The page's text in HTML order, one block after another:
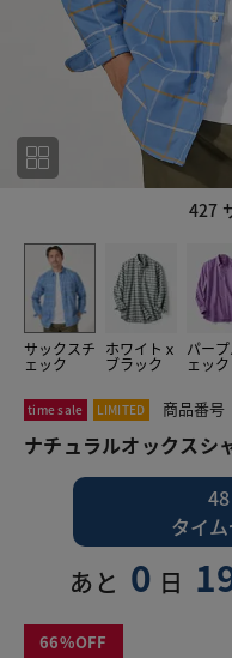
427
サックスチ
ェック
ホワイトｘ
ブラック
パー
ェック
time sale LIMITED 商品番号
ナチュラルオックスシ
タイ
あと 0 日
66
この商品をシェアする
ナチュラル
¥1,990 税込